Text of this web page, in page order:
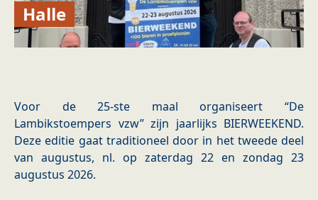
Halle
Voor de 25-ste maal organiseert “De
Lambikstoempers vzw” zijn jaarlijks BIERWEEKEND.
Deze editie gaat traditioneel door in het tweede deel
van augustus, nl. op zaterdag 22 en zondag 23
augustus 2026.